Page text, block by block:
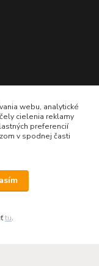
webu, analytické
cielenia reklamy
preferencií
v spodnej časti
tu.